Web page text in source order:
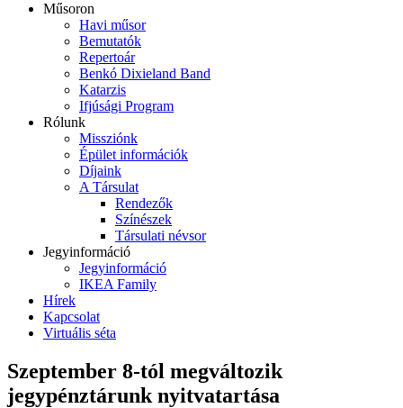
Műsoron
Havi műsor
Bemutatók
Repertoár
Benkó Dixieland Band
Katarzis
Ifjúsági Program
Rólunk
Missziónk
Épület információk
Díjaink
A Társulat
Rendezők
Színészek
Társulati névsor
Jegyinformáció
Jegyinformáció
IKEA Family
Hírek
Kapcsolat
Virtuális séta
Szeptember 8-tól megváltozik
jegypénztárunk nyitvatartása